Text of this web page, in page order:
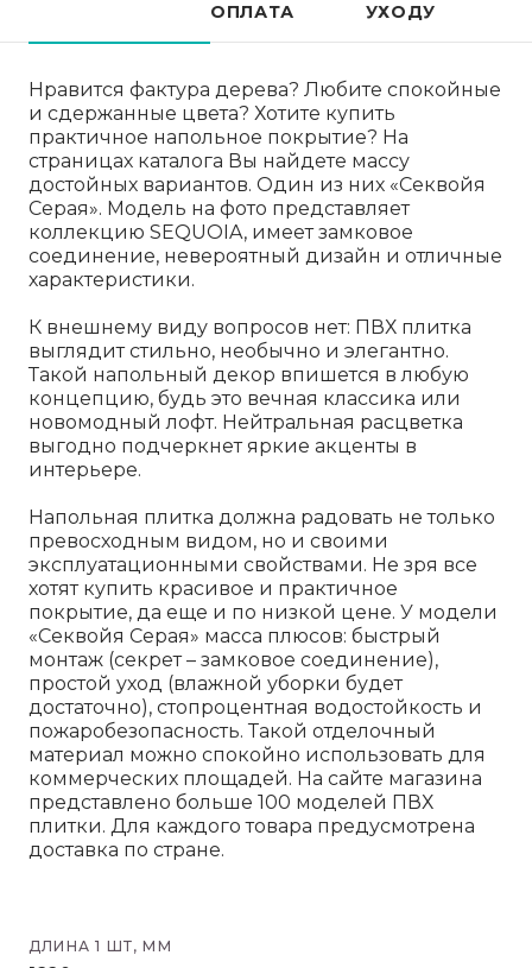
ОПЛАТА
УХОДУ
Нравится фактура дерева? Любите спокойные
и сдержанные цвета? Хотите купить
практичное напольное покрытие? На
страницах каталога Вы найдете массу
достойных вариантов. Один из них «Секвойя
Серая». Модель на фото представляет
коллекцию SEQUOIA, имеет замковое
соединение, невероятный дизайн и отличные
характеристики.
К внешнему виду вопросов нет: ПВХ плитка
выглядит стильно, необычно и элегантно.
Такой напольный декор впишется в любую
концепцию, будь это вечная классика или
новомодный лофт. Нейтральная расцветка
выгодно подчеркнет яркие акценты в
интерьере.
Напольная плитка должна радовать не только
превосходным видом, но и своими
эксплуатационными свойствами. Не зря все
хотят купить красивое и практичное
покрытие, да еще и по низкой цене. У модели
«Секвойя Серая» масса плюсов: быстрый
монтаж (секрет – замковое соединение),
простой уход (влажной уборки будет
достаточно), стопроцентная водостойкость и
пожаробезопасность. Такой отделочный
материал можно спокойно использовать для
коммерческих площадей. На сайте магазина
представлено больше 100 моделей ПВХ
плитки. Для каждого товара предусмотрена
доставка по стране.
ДЛИНА 1 ШТ, ММ